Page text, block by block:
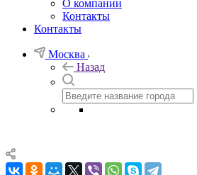
О компании
Контакты
Контакты
Москва
Назад